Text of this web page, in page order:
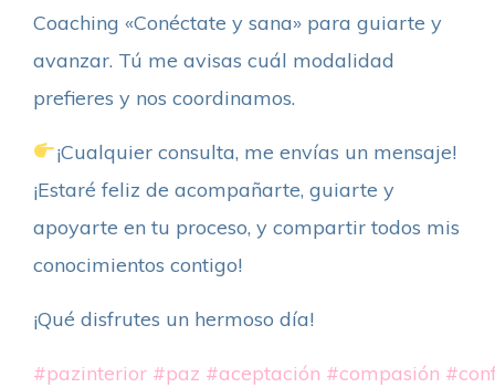
Coaching «Conéctate y sana» para guiarte y
avanzar. Tú me avisas cuál modalidad
prefieres y nos coordinamos.
¡Cualquier consulta, me envías un mensaje!
¡Estaré feliz de acompañarte, guiarte y
apoyarte en tu proceso, y compartir todos mis
conocimientos contigo!
¡Qué disfrutes un hermoso día!
#pazinterior #paz #aceptación #compasión